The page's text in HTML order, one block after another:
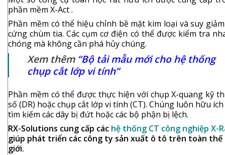
phần mềm X-Act .
Phần mềm có thể hiệu chỉnh bề mặt kim loại và suy
cứng chùm tia. Các cụm cơ điện có thể được kiểm tra
chóng mà không cần phá hủy chúng.
Xem thêm “Bộ tải mẫu mới cho hệ thống
chụp cắt lớp vi tính”
Phần mềm có thể được thực hiện với chụp X-quang kỹ
số (DR) hoặc chụp cắt lớp vi tính (CT). Chúng luôn hữu
tìm kiếm các dây bị đứt hoặc các bộ phận bị lệch.
RX-Solutions cung cấp các hệ thống CT công nghiệp X-
giúp phát triển các công ty sản xuất ô tô trên toàn thế
giới.